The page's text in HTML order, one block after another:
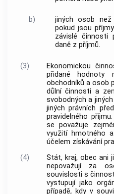
b) jiných osob
pokud jsou
závislé činnosti
daně z příjmů.
(3)
Ekonomickou
přidané hodnoty
obchodníků a osob
důlní činnosti a
svobodných a
jiných právních
pravidelného
se považuje
využití hmotného
účelem získávání
(4)
Stát, kraj, obec ani
nepovažují za
souvislosti s
vystupují jako
případě, kdy v